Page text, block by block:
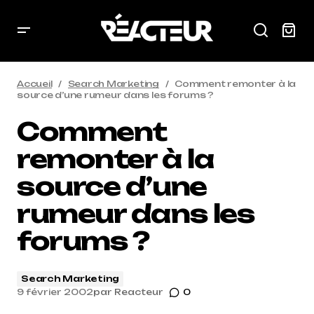
Accueil Search Marketing
Comment remonter à la
source d’une rumeur dans les forums ?
Comment
remonter à la
source d’une
rumeur dans les
forums ?
Search Marketing
9 février 2002par Reacteur 0